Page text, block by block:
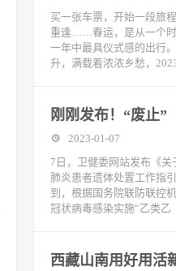
买一张车票，开始一段旅
重逢……春运，是从一个
一年中最具仪式感的出行
升，满载着浓浓乡愁，
刚刚发布！“废止”
2023-01-07
7日，卫健委网站发布《
肺炎患者遗体处置工作指
到，根据国务院联防联控
冠状病毒感染实施“乙类乙
西藏山南用好用活